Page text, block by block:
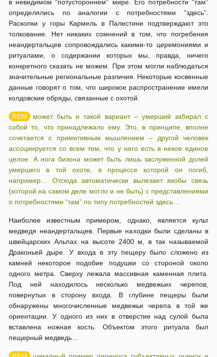
в невидимом “потустороннем” мире. Его потребности “там”
определялись по аналогии с потребностями “здесь”.
Раскопки у горы Кармель в Палестине подтверждают это
толкование. Нет никаких сомнений в том, что погребения
неандертальцев сопровождались какими-то церемониями и
ритуалами, о содержании которых мы, правда, ничего
конкретного сказать не можем. При этом могли наблюдаться
значительные региональные различия. Некоторые косвенные
данные говорят о том, что широкое распространение имели
колдовские обряды, связанные с охотой.
может быть и такой вариант – умерший забирал с
собой то, что принадлежало ему. Это, в принципе, вполне
сочетается с примитивным мышлением – другой человек
ассоциируется со всем тем, что у него есть в некое единое
целое. А нога бизона может быть лишь заслуженной долей
умершего в той охоте, в процессе которой он погиб,
например… Отсюда автоматически вылезает якобы связь
(которой на самом деле могло и не быть) с представлениями
о потребностями “там” по типу потребностей здесь…
Наиболее известным примером, однако, является культ
медведя неандертальцев. Первые находки были сделаны в
швейцарских Альпах на высоте 2400 м, в так называемой
Драконьей дыре. У входа в эту пещеру было сложено из
камней некоторое подобие подушки со стороной около
одного метра. Сверху лежала массивная каменная плита.
Под ней находилось несколько медвежьих черепов,
повернутых в сторону входа. В глубине пещеры были
обнаружены многочисленные медвежьи черепа в той же
ориентации. У одного из них в отверстие над сулой была
вставлена ножная кость. Объектом этого ритуала был
пещерный медведь…